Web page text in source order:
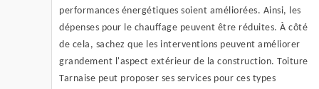
performances énergétiques soient améliorées. Ainsi, les
dépenses pour le chauffage peuvent être réduites. À côté
de cela, sachez que les interventions peuvent améliorer
grandement l'aspect extérieur de la construction. Toiture
Tarnaise peut proposer ses services pour ces types